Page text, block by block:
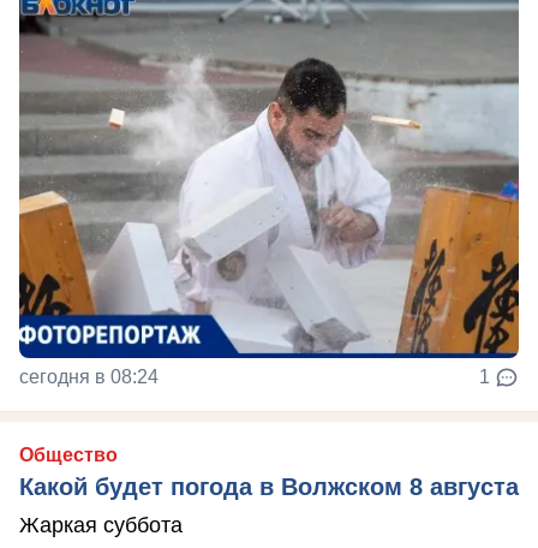
сегодня в 08:24 1
Общество
Какой будет погода в Волжском 8 августа
Жаркая суббота